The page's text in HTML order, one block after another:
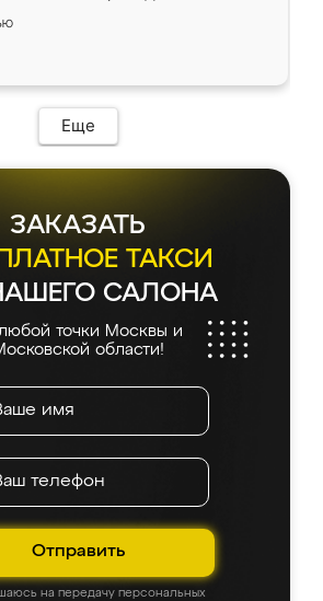
Служит кухня уже почти
нет.
Еще
ЗАКАЗАТЬ
ТАКСИ
САЛОНА
точки Москвы и
области!
Отправить
на передачу персональных